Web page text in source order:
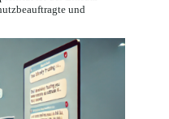
ist der Einsatz
und